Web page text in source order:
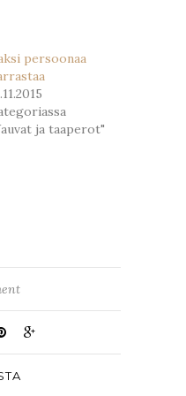
persoonaa
ja taaperot"